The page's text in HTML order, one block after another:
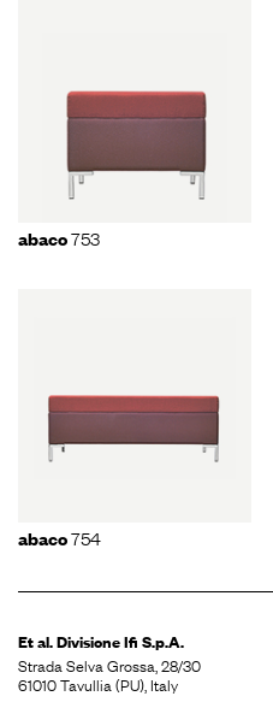
abaco753
abaco754
Et al. DivisioneIfi S.p.A.
Strada Selva Grossa, 28/30
61010 Tavullia (PU), Italy